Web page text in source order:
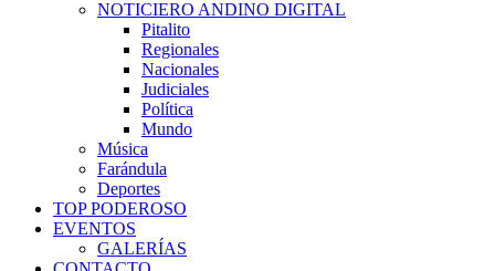
NOTICIERO ANDINO DIGITAL
Pitalito
Regionales
Nacionales
Judiciales
Política
Mundo
Música
Farándula
Deportes
TOP PODEROSO
EVENTOS
GALERÍAS